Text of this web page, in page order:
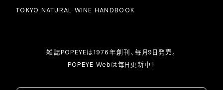
TOKYO NATURAL WINE HANDBOOK
雑誌POPEYEは1976年創刊、毎月9日発売。
POPEYE Webは毎日更新中！